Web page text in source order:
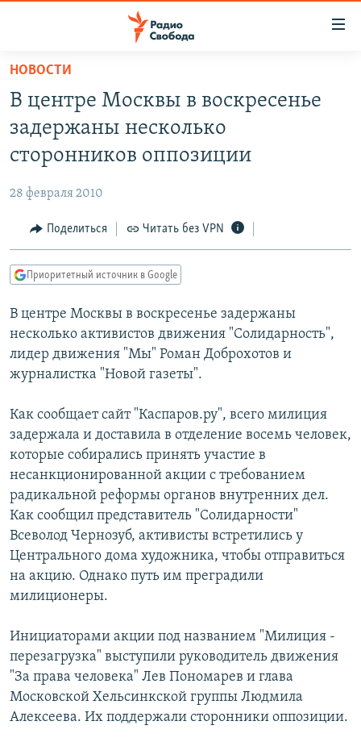
упрощенного
доступа
основному
Вернутся
Вернутся
поиску
ПОДКАСТЫ
АВТОРСКИЕ ПРОЕКТЫ
МНЕНИЯ
КУЛЬТУРА
КАВКАЗ.РЕАЛИИ
СЕВЕР.РЕАЛИИ
СИБИРЬ.РЕАЛИИ
РАСПИСАНИЕ ВЕЩАНИЯ
ПОДПИШИТЕСЬ НА РАССЫЛКУ
СОЦИАЛЬНЫЕ СЕТИ
Все сайты РСЕ/РС
НОВОСТИ
В центре Москвы в воскресенье
задержаны несколько
сторонников оппозиции
28 февраля 2010
Поделиться Читать без VPN
Приоритетный источник в Google
В центре Москвы в воскресенье задержаны
несколько активистов движения "Солидарность",
лидер движения "Мы" Роман Доброхотов и
журналистка "Новой газеты".
Как сообщает сайт "Каспаров.ру", всего милиция
задержала и доставила в отделение восемь человек,
которые собирались принять участие в
несанкционированной акции с требованием
радикальной реформы органов внутренних дел.
Как сообщил представитель "Солидарности"
Всеволод Чернозуб, активисты встретились у
Центрального дома художника, чтобы отправиться
на акцию. Однако путь им преградили
милиционеры.
Инициаторами акции под названием "Милиция -
перезагрузка" выступили руководитель движения
"За права человека" Лев Пономарев и глава
Московской Хельсинкской группы Людмила
Алексеева. Их поддержали сторонники оппозиции.